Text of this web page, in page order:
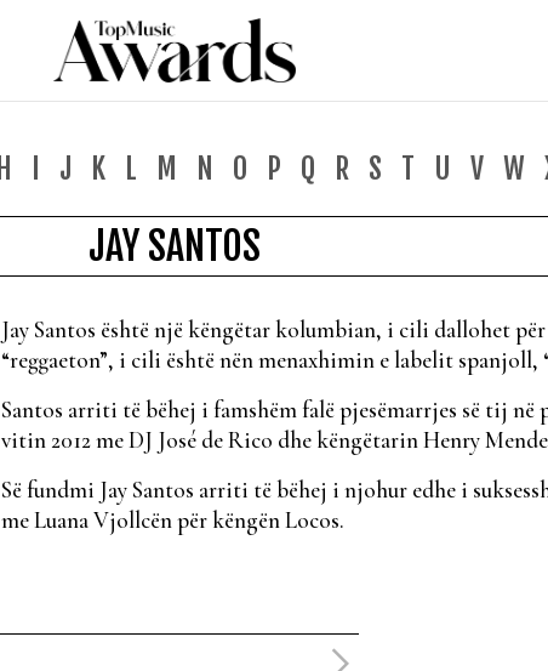
H J K L M N O P Q R S T U V W
JAY SANTOS
Jay Santos është një këngëtar kolumbian, i cili dallohet
“reggaeton”, i cili është nën menaxhimin e labelit spanjoll,
Santos arriti të bëhej i famshëm falë pjesëmarrjes së tij në
vitin 2012 me DJ José de Rico dhe këngëtarin Henry
Së fundmi Jay Santos arriti të bëhej i njohur edhe i
me Luana Vjollcën për këngën Locos.